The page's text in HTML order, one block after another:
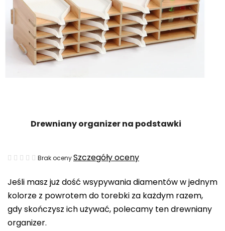
Jeśli masz już dość wsypywania diamentów w jednym
kolorze z powrotem do torebki za każdym razem,
gdy skończysz ich używać, polecamy ten drewniany
organizer.
Drewniany organizer na podstawki
Średnia
produktu
wynosi
0,0
na
Brak ocenySzczegóły oceny